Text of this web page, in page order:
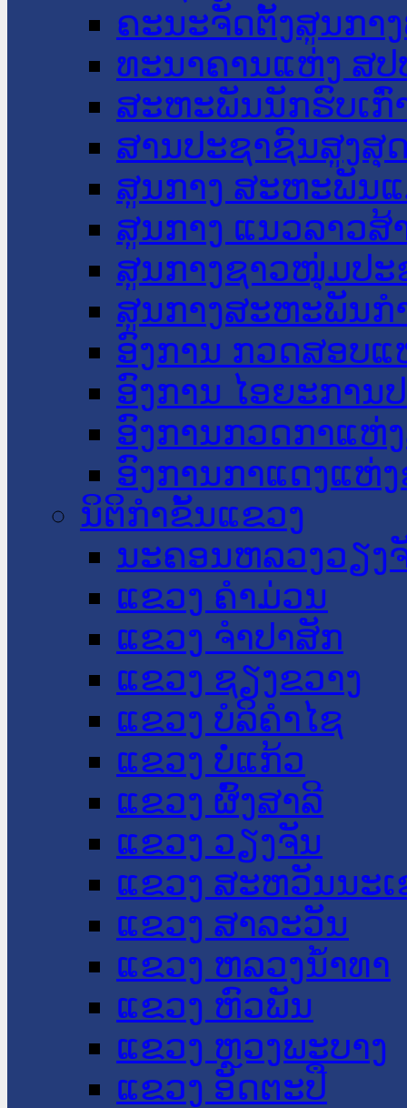
ຄະນະຈັດຕັ້ງສູນກາ
ທະນາຄານແຫ່ງ ສປ
ສະຫະພັນນັກຮົບເກົ່
ສານປະຊາຊົນສູງສຸ
ສູນກາງ ສະຫະພັນ
ສູນກາງ ແນວລາວສ້
ສູນກາງຊາວໜຸ່ມປະ
ສູນກາງສະຫະພັນກ
ອົງການ ກວດສອບແ
ອົງການ ໄອຍະການ
ອົງການກວດກາແຫ່
ອົງການກາແດງແຫ່
ນິຕິກໍາຂັ້ນແຂວງ
ນະ​ຄອນ​ຫລວງວຽງ
ແຂວງ ຄໍາມ່ວນ
ແຂວງ ຈໍາປາສັກ
ແຂວງ ຊຽງຂວາງ
ແຂວງ ບໍລິຄໍາໄຊ
ແຂວງ ບໍ່ແກ້ວ
ແຂວງ ຜົ້ງສາລີ
ແຂວງ ວຽງຈັນ
ແຂວງ ສະຫວັນນະ
ແຂວງ ສາລະວັນ
ແຂວງ ຫລວງນໍ້າທາ
ແຂວງ ຫົວພັນ
ແຂວງ ຫຼວງພະບາງ
ແຂວງ ອັດຕະປື